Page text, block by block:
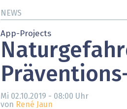
Studien
Meinungen
Hands-on
Best
SAP
NEWS
App-Projects
Mi 02.10.2019 - 08:00 Uhr
von René Jaun